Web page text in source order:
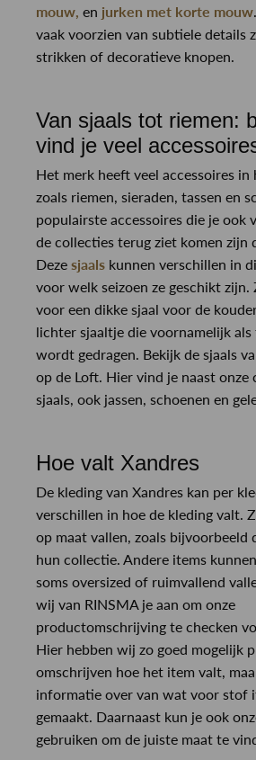
mouw, en jurken met korte mouw
vaak voorzien van subtiele details
strikken of decoratieve knopen.
Van sjaals tot riemen:
vind je veel
Het merk heeft veel accessoires
zoals riemen, sieraden, tassen en
populairste accessoires die je ook
de collecties terug ziet komen zijn
Deze sjaals kunnen verschillen in
voor welk seizoen ze geschikt zijn.
voor een dikke sjaal voor de
lichter sjaaltje die voornamelijk
wordt gedragen. Bekijk de sjaals
op de Loft. Hier vind je naast onze
sjaals, ook jassen, schoenen en
Hoe valt Xandres
De kleding van Xandres kan per
verschillen in hoe de kleding valt.
op maat vallen, zoals bijvoorbeeld
hun collectie. Andere items
soms oversized of ruimvallend
wij van RINSMA je aan om onze
productomschrijving te checken
Hier hebben wij zo goed mogelijk
omschrijven hoe het item valt,
informatie over van wat voor stof
gemaakt. Daarnaast kun je ook
gebruiken om de juiste maat te